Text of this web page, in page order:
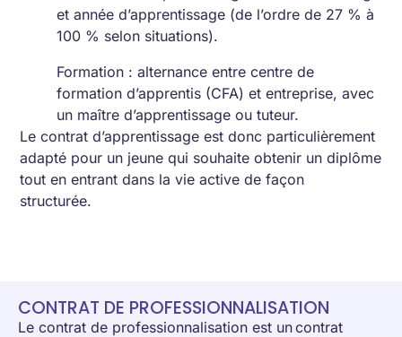
et année d’apprentissage (de l’ordre de 27 % à
100 % selon situations).
Formation : alternance entre centre de
formation d’apprentis (CFA) et entreprise, avec
un maître d’apprentissage ou tuteur.
Le contrat d’apprentissage est donc particulièrement
adapté pour un jeune qui souhaite obtenir un diplôme
tout en entrant dans la vie active de façon
structurée.
CONTRAT DE PROFESSIONNALISATION
Le contrat de professionnalisation est un contrat